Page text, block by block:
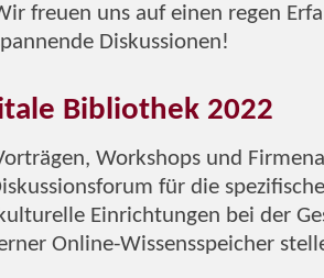
freuen uns auf einen regen
Diskussionen!
Bibliothek 2022
Workshops und
für die
Einrichtungen bei der
Online-Wissensspeicher